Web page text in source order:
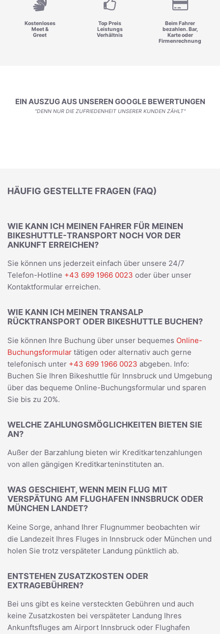
Kostenloses
Meet &
Greet
Top Preis
Leistungs
Verhältnis
Beim Fahrer
bezahlen. Bar,
Karte oder
Firmenrechnung
EIN AUSZUG AUS UNSEREN GOOGLE BEWERTUNGEN
"DENN NUR DIE ZUFRIEDENHEIT UNSERER KUNDEN ZÄHLT"
HÄUFIG GESTELLTE FRAGEN (FAQ)
WIE KANN ICH MEINEN FAHRER FÜR MEINEN
BIKESHUTTLE-TRANSPORT NOCH VOR DER
ANKUNFT ERREICHEN?
Sie können uns jederzeit einfach über unsere 24/7
Telefon-Hotline +43 699 1966 0023 oder über unser
Kontaktformular erreichen.
WIE KANN ICH MEINEN TRANSALP
RÜCKTRANSPORT ODER BIKESHUTTLE BUCHEN?
Sie können Ihre Buchung über unser bequemes Online-
Buchungsformular tätigen oder alternativ auch gerne
telefonisch unter +43 699 1966 0023 abgeben. Info:
Buchen Sie Ihren Bikeshuttle für Innsbruck und Umgebung
über das bequeme Online-Buchungsformular und sparen
Sie bis zu 20%.
WELCHE ZAHLUNGSMÖGLICHKEITEN BIETEN SIE
AN?
Außer der Barzahlung bieten wir Kreditkartenzahlungen
von allen gängigen Kreditkarteninstituten an.
WAS GESCHIEHT, WENN MEIN FLUG MIT
VERSPÄTUNG AM FLUGHAFEN INNSBRUCK ODER
MÜNCHEN LANDET?
Keine Sorge, anhand Ihrer Flugnummer beobachten wir
die Landezeit Ihres Fluges in Innsbruck oder München und
holen Sie trotz verspäteter Landung pünktlich ab.
ENTSTEHEN ZUSATZKOSTEN ODER
EXTRAGEBÜHREN?
Bei uns gibt es keine versteckten Gebühren und auch
keine Zusatzkosten bei verspäteter Landung Ihres
Ankunftsfluges am Airport Innsbruck oder Flughafen